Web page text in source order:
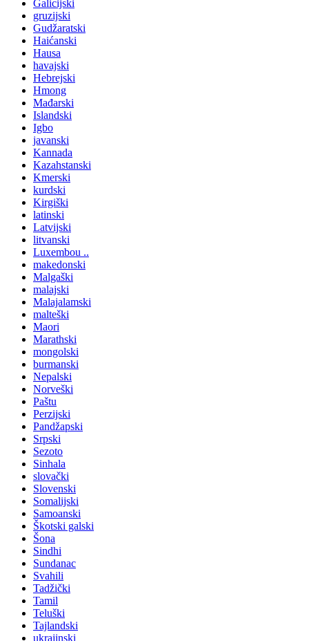
Galicijski
gruzijski
Gudžaratski
Haićanski
Hausa
havajski
Hebrejski
Hmong
Mađarski
Islandski
Igbo
javanski
Kannada
Kazahstanski
Kmerski
kurdski
Kirgiški
latinski
Latvijski
litvanski
Luxembou ..
makedonski
Malgaški
malajski
Malajalamski
malteški
Maori
Marathski
mongolski
burmanski
Nepalski
Norveški
Paštu
Perzijski
Pandžapski
Srpski
Sezoto
Sinhala
slovački
Slovenski
Somalijski
Samoanski
Škotski galski
Šona
Sindhi
Sundanac
Svahili
Tadžički
Tamil
Teluški
Tajlandski
ukrajinski